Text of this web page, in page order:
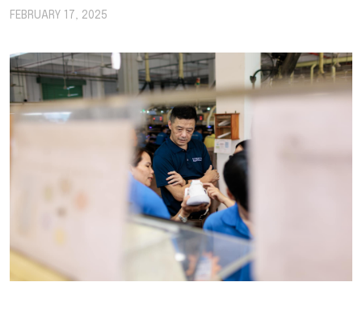
FEBRUARY 17, 2025